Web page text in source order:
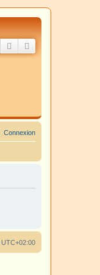
Rechercher
Connexion
UTC+02:00